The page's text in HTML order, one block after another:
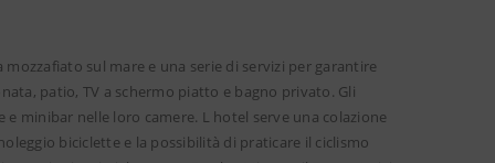
sul mare e una serie di servizi per garantire
patio, TV a schermo piatto e bagno privato. Gli
minibar nelle loro camere. L hotel serve una colazione
biciclette e la possibilità di praticare il ciclismo